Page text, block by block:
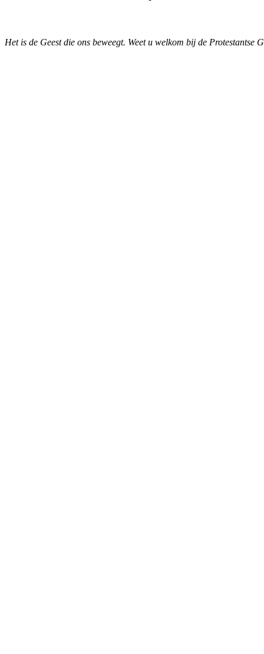
Het is de Geest die ons beweegt. Weet u welkom bij de Protestantse